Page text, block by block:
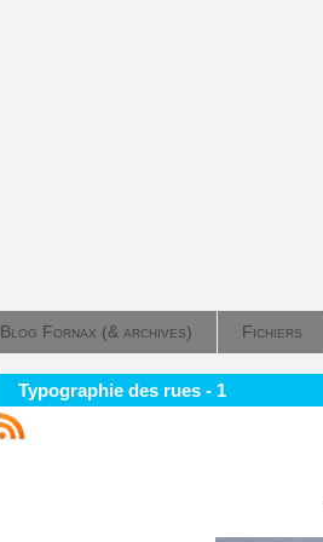
Blog Fornax (& archives) Fichiers
Typographie des rues - 1